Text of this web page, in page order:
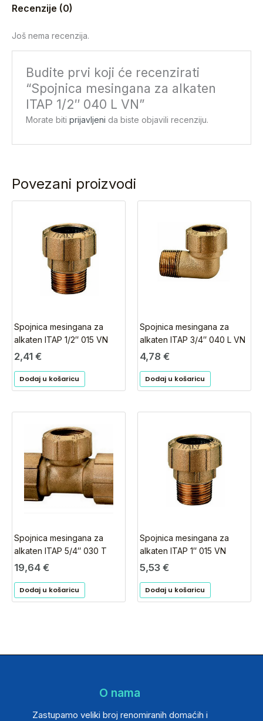
Recenzije (0)
Još nema recenzija.
Budite prvi koji će recenzirati
“Spojnica mesingana za alkaten
ITAP 1/2″ 040 L VN”
Morate bitiprijavljeni da biste objavili recenziju.
Povezani proizvodi
Spojnica mesingana za
alkaten ITAP 1/2″ 015 VN
2,41 €
Dodaj u košaricu
Spojnica mesingana za
alkaten ITAP 3/4″ 040 L VN
4,78 €
Dodaj u košaricu
Spojnica mesingana za
alkaten ITAP 5/4″ 030 T
19,64 €
Dodaj u košaricu
Spojnica mesingana za
alkaten ITAP 1″ 015 VN
5,53 €
Dodaj u košaricu
O nama
Zastupamo veliki broj renomiranih domaćih i